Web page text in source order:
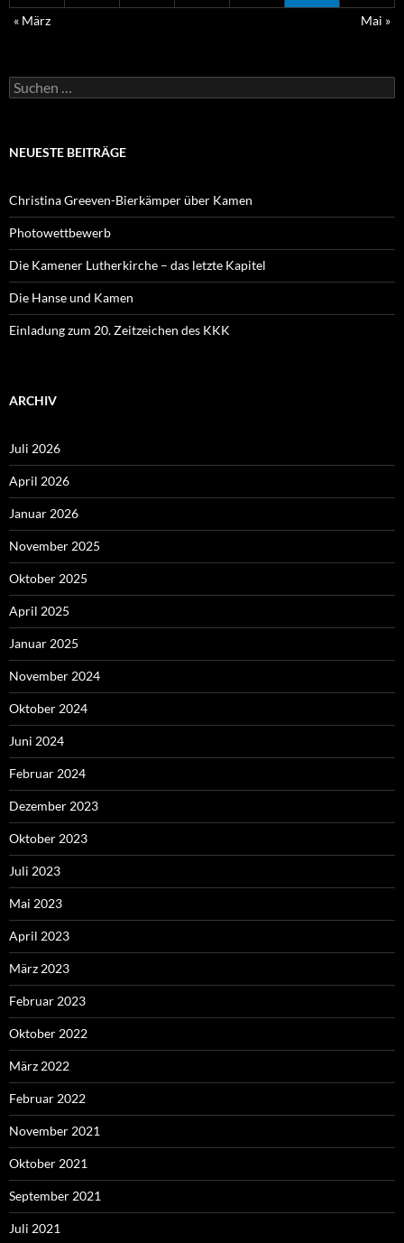
« März
Mai »
Suchen
nach:
NEUESTE BEITRÄGE
Christina Greeven-Bierkämper über Kamen
Photowettbewerb
Die Kamener Lutherkirche – das letzte Kapitel
Die Hanse und Kamen
Einladung zum 20. Zeitzeichen des KKK
ARCHIV
Juli 2026
April 2026
Januar 2026
November 2025
Oktober 2025
April 2025
Januar 2025
November 2024
Oktober 2024
Juni 2024
Februar 2024
Dezember 2023
Oktober 2023
Juli 2023
Mai 2023
April 2023
März 2023
Februar 2023
Oktober 2022
März 2022
Februar 2022
November 2021
Oktober 2021
September 2021
Juli 2021